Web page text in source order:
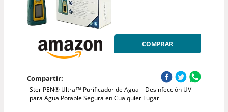
COMPRAR
Compartir:
SteriPEN® Ultra™ Purificador de Agua – Desinfección UV
para Agua Potable Segura en Cualquier Lugar